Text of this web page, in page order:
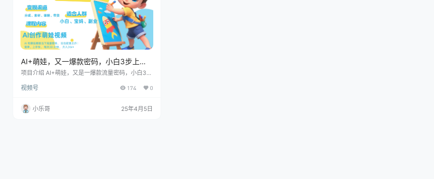
AI+萌娃，又一爆款密码，小白3步上
手，爆款率80%，每天十分钟，轻松AI变
项目介绍 AI+萌娃，又是一爆款流量密码，小白3步
搞钱，带货、素材、分成都非常猛，泼天流量，发
实话，哪怕不是小白，也想赚钱。 现在的AI 时代，
各大互联网公司，都在AI市场分一杯羹，你到处可
视频号 174 0
小乐哥
25年4月5日